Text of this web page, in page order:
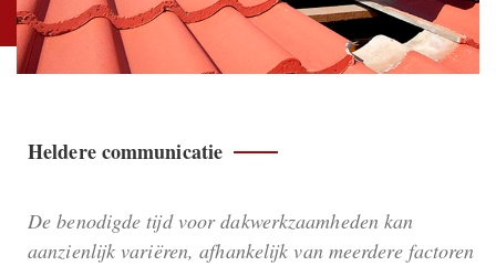
Heldere communicatie
De benodigde tijd voor dakwerkzaamheden kan
aanzienlijk variëren, afhankelijk van meerdere factoren